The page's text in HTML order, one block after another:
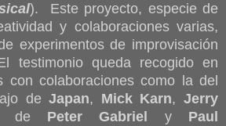
). Este proyecto, especie de
y colaboraciones varias,
experimentos de improvisación
testimonio queda recogido en
con colaboraciones como la del
deJapan, Mick Karn,Jerry
de Peter Gabriel y Paul